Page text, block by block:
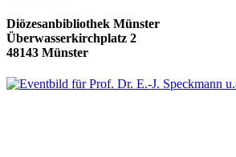
Diözesanbibliothek Münster
Überwasserkirchplatz 2
48143 Münster